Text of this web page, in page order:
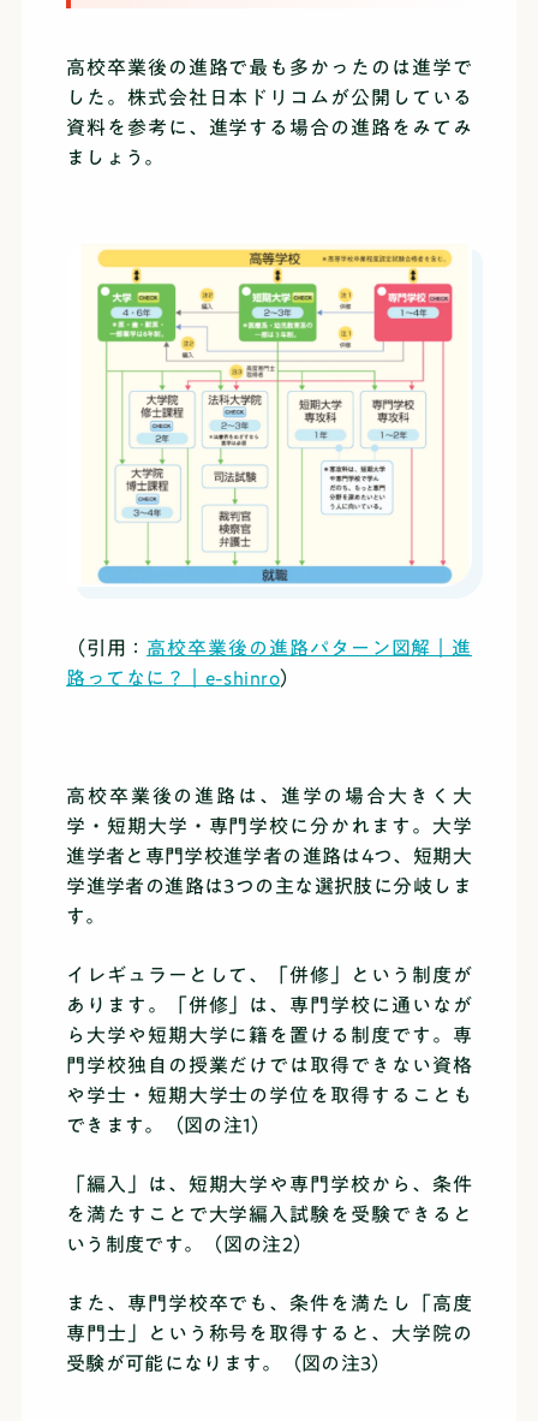
高校卒業後の進路で最も多かったのは進学で
した。株式会社日本ドリコムが公開している
資料を参考に、進学する場合の進路をみてみ
ましょう。
（引用： 高校卒業後の進路パターン図解｜進
路ってなに？｜e-shinro）
高校卒業後の進路は、進学の場合大きく大
学・短期大学・専門学校に分かれます。大学
進学者と専門学校進学者の進路は4つ、短期大
学進学者の進路は3つの主な選択肢に分岐しま
す。
イレギュラーとして、「併修」という制度が
あります。「併修」は、専門学校に通いなが
ら大学や短期大学に籍を置ける制度です。専
門学校独自の授業だけでは取得できない資格
や学士・短期大学士の学位を取得することも
できます。（図の注1）
「編入」は、短期大学や専門学校から、条件
を満たすことで大学編入試験を受験できると
いう制度です。（図の注2）
また、専門学校卒でも、条件を満たし「高度
専門士」という称号を取得すると、大学院の
受験が可能になります。（図の注3）